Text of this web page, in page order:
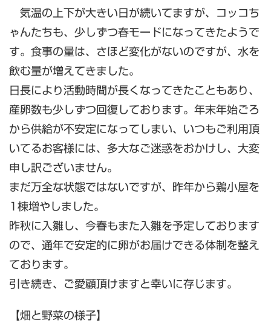
気温の上下が大きい日が続いてますが、コッコち
ゃんたちも、少しずつ春モードになってきたようで
す。食事の量は、さほど変化がないのですが、水を
飲む量が増えてきました。
日長により活動時間が長くなってきたこともあり、
産卵数も少しずつ回復しております。年末年始ごろ
から供給が不安定になってしまい、いつもご利用頂
いてるお客様には、多大なご迷惑をおかけし、大変
申し訳ございません。
まだ万全な状態ではないですが、昨年から鶏小屋を
1棟増やしました。
昨秋に入雛し、今春もまた入雛を予定しております
ので、通年で安定的に卵がお届けできる体制を整え
ております。
引き続き、ご愛顧頂けますと幸いに存じます。
【畑と野菜の様子】